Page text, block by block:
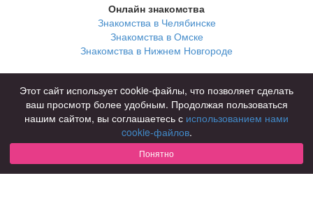
Онлайн знакомства
Знакомства в Челябинске
Знакомства в Омске
Знакомства в Нижнем Новгороде
Для чего
для брака и создания семьи
для любви и с/о
для дружбы
для взрослых
В возрасте
за 40 лет
Этот сайт использует cookie-файлы, что позволяет сделать
ваш просмотр более удобным. Продолжая пользоваться
нашим сайтом, вы соглашаетесь с использованием нами
cookie-файлов.
Понятно